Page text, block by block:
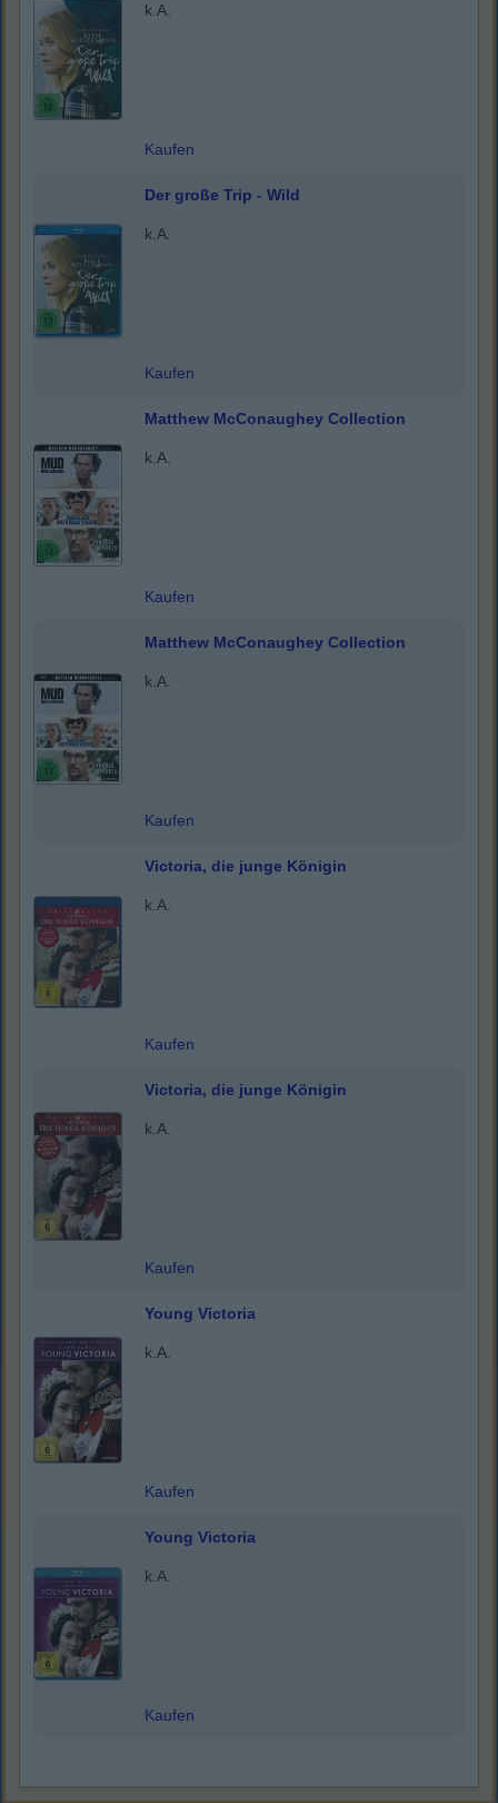
k.A.
Kaufen
Der große Trip - Wild
k.A.
Kaufen
Matthew McConaughey Collection
k.A.
Kaufen
Matthew McConaughey Collection
k.A.
Kaufen
Victoria, die junge Königin
k.A.
Kaufen
Victoria, die junge Königin
k.A.
Kaufen
Young Victoria
k.A.
Kaufen
Young Victoria
k.A.
Kaufen